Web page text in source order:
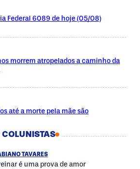
Federal 6089 de hoje (05/08)
morrem atropelados a caminho da
até a morte pela mãe são
COLUNISTAS
TAVARES
é uma prova de amor